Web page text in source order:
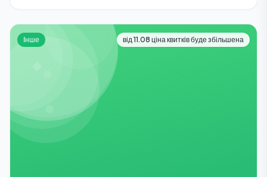
Інше від 11.08 ціна квитків буде збільшена